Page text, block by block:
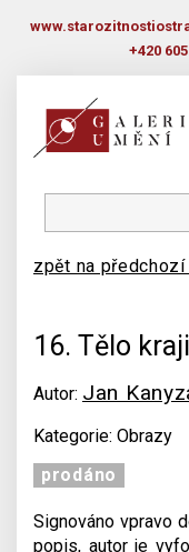
+420
zpět na
16. Tělo
Autor: Jan
Kategorie: Obrazy
prodáno
Signováno vpravo
popis, autor je